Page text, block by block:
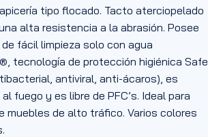
tipo flocado. Tacto aterciopelado
alta resistencia a la abrasión. Posee
fácil limpieza solo con agua
tecnología de protección higiénica Safe
antiviral, anti-ácaros), es
fuego y es libre de PFC’s. Ideal para
muebles de alto tráfico. Varios colores